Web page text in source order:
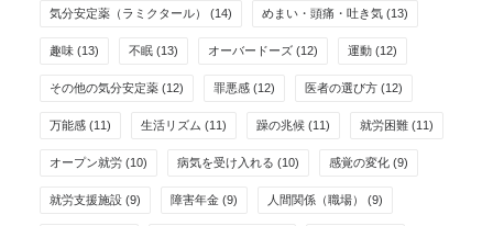
気分安定薬（ラミクタール） (14) めまい・頭痛・吐き気 (13)
趣味 (13) 不眠 (13) オーバードーズ (12) 運動 (12)
その他の気分安定薬 (12) 罪悪感 (12) 医者の選び方 (12)
万能感 (11) 生活リズム (11) 躁の兆候 (11) 就労困難 (11)
オープン就労 (10) 病気を受け入れる (10) 感覚の変化 (9)
就労支援施設 (9) 障害年金 (9) 人間関係（職場） (9)